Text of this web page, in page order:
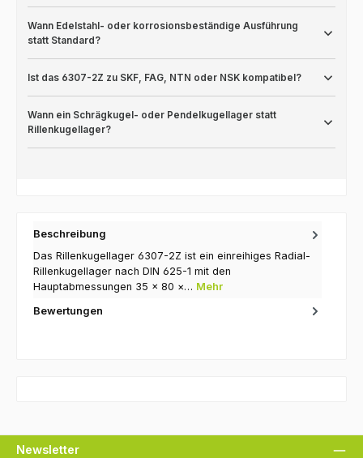
Wann Edelstahl- oder korrosionsbeständige Ausführung
statt Standard?
Ist das 6307-2Z zu SKF, FAG, NTN oder NSK kompatibel?
Wann ein Schrägkugel- oder Pendelkugellager statt
Rillenkugellager?
Beschreibung
Das Rillenkugellager 6307-2Z ist ein einreihiges Radial-
Rillenkugellager nach DIN 625-1 mit den
Hauptabmessungen 35 × 80 ×… Mehr
Bewertungen
Newsletter